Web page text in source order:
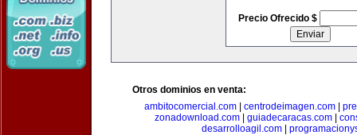
Precio Ofrecido $
Otros dominios en venta:
ambitocomercial.com| centrodeimagen.com|
zonadownload.com
guiadecaracas.com
desarrolloagil.com